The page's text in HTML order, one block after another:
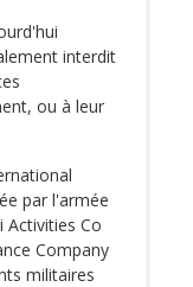
interdit
ou à leur
par l'armée
Activities Co
Company
militaires